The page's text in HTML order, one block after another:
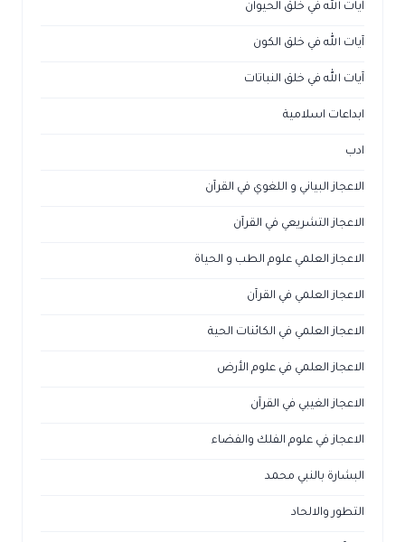
آيات الله في خلق الحيوان
آيات الله في خلق الكون
آيات الله في خلق النباتات
ابداعات اسلامية
ادب
الاعجاز البياني و اللغوي في القرآن
الاعجاز التشريعي في القرآن
الاعجاز العلمي علوم الطب و الحياة
الاعجاز العلمي في القرآن
الاعجاز العلمي في الكائنات الحية
الاعجاز العلمي في علوم الأرض
الاعجاز الغيبي في القرآن
الاعجاز في علوم الفلك والفضاء
البشارة بالنبي محمد
التطور والالحاد